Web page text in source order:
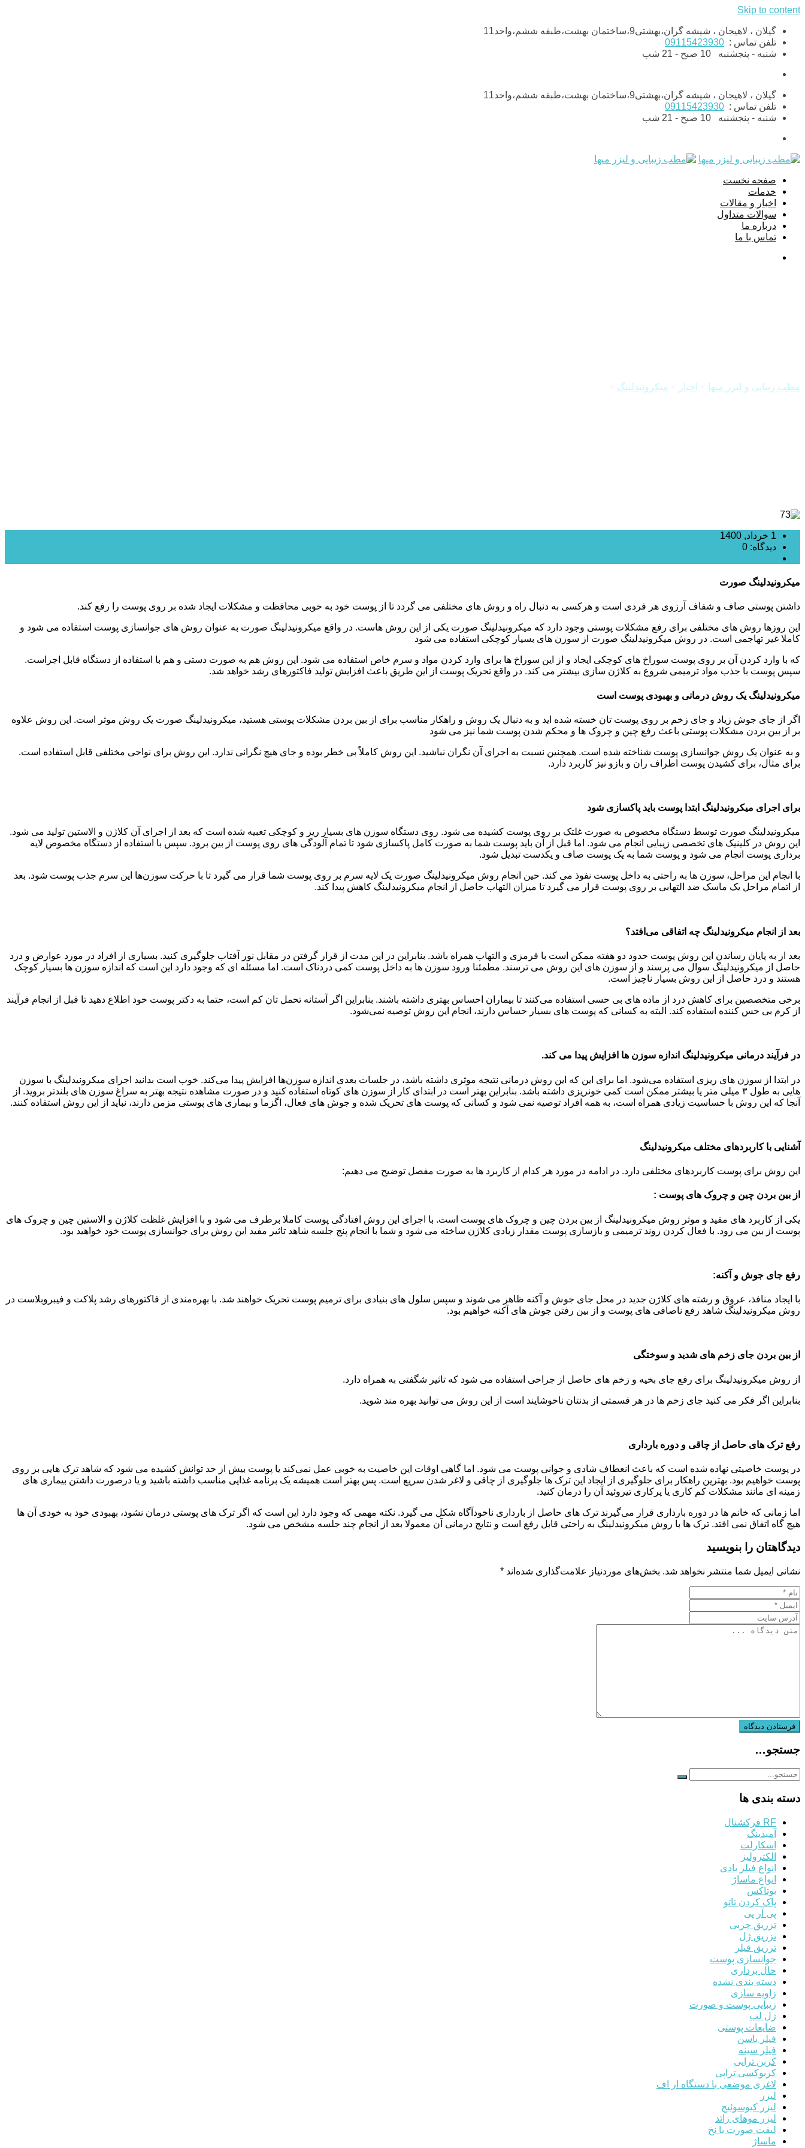
Skip to content
گیلان ، لاهیجان ، شیشه گران،بهشتی9،ساختمان بهشت،طبقه ششم،واحد11
تلفن تماس : 09115423930
شنبه - پنجشنبه
گیلان ، لاهیجان ، شیشه گران،بهشتی9،ساختمان بهشت،طبقه ششم،واحد11
تلفن تماس : 09115423930
شنبه - پنجشنبه
صفحه نخست
خدمات
اخبار و مقالات
سوالات متداول
درباره ما
تماس با ما
مطب زیبایی و لیزر میها اخبار میکرونیدلینگ
1 خرداد, 1400
دیدگاه: 0
میکرونیدلینگ صورت
داشتن پوستی صاف و شفاف آرزوی هر فردی است و هرکسی به دنبال راه و روش های مختلفی می گردد تا از پوست خود به خوبی محافظت و مشکلات ایجاد شده بر روی پوست را رفع کند‌.
این روزها روش‌ های مختلفی برای رفع مشکلات پوستی وجود دارد که میکرونیدلینگ صورت یکی از این روش هاست. در واقع میکرونیدلینگ صورت به عنوان روش های جوانسازی پوست استفاده می شود و
کاملا غیر تهاجمی است. در روش میکرونیدلینگ صورت از سوزن های بسیار کوچکی استفاده می شود
که با وارد کردن آن بر روی پوست سوراخ های کوچکی ایجاد و از این سوراخ ها برای وارد کردن مواد و سرم خاص استفاده می شود. این روش هم به صورت دستی و هم با استفاده از دستگاه قابل اجراست.
سپس پوست با جذب مواد ترمیمی شروع به کلاژن سازی بیشتر می کند. در واقع تحریک پوست از این طریق باعث افزایش تولید فاکتورهای رشد خواهد شد.
میکرونیدلینگ یک روش درمانی و بهبودی پوست است
اگر از جای جوش زیاد و جای زخم بر روی پوست تان خسته شده اید و به دنبال یک روش و راهکار مناسب برای از بین بردن مشکلات پوستی هستید، میکرونیدلینگ صورت یک روش موثر است. این روش علاوه
بر از بین بردن مشکلات پوستی باعث رفع چین و چروک ها و محکم شدن پوست شما نیز می شود
و به عنوان یک روش جوانسازی پوست شناخته شده است. همچنین نسبت به اجرای آن نگران نباشید‌. این روش کاملاً بی خطر بوده و جای هیچ نگرانی ندارد. این روش برای نواحی مختلفی قابل استفاده است.
برای مثال، برای کشیدن پوست اطراف ران و بازو نیز کاربرد دارد.
برای اجرای میکرونیدلینگ ابتدا پوست باید پاکسازی شود
میکرونیدلینگ صورت توسط دستگاه مخصوص به صورت غلتک بر روی پوست کشیده می شود. روی دستگاه سوزن های بسیار ریز و کوچکی تعبیه شده است که بعد از اجرای آن کلاژن و الاستین تولید می شود.
این روش در کلینیک های تخصصی زیبایی انجام می شود. اما قبل از آن باید پوست شما به صورت کامل پاکسازی شود تا تمام آلودگی های روی پوست از بین برود. سپس با استفاده از دستگاه مخصوص لایه
برداری پوست انجام می شود و پوست شما به یک پوست صاف و یکدست تبدیل شود.
با انجام این مراحل، سوزن ها به راحتی به داخل پوست نفوذ می کند. حین انجام روش میکرونیدلینگ صورت یک لایه سرم بر روی پوست شما قرار می گیرد تا با حرکت سوزن‌ها این سرم جذب پوست شود. بعد
از اتمام مراحل یک ماسک ضد التهابی بر روی پوست قرار می گیرد تا میزان التهاب حاصل از انجام میکرونیدلینگ کاهش پیدا کند.
بعد از انجام میکرونیدلینگ چه اتفاقی می‌افتد؟
بعد از به پایان رساندن این روش پوست حدود دو هفته ممکن است با قرمزی و التهاب همراه باشد. بنابراین در این مدت از قرار گرفتن در مقابل نور آفتاب جلوگیری کنید. بسیاری از افراد در مورد عوارض و درد
حاصل از میکرونیدلینگ سوال می پرسند و از سوزن های این روش می ترسند. مطمئنا ورود سوزن ها به داخل پوست کمی دردناک است. اما مسئله ای که وجود دارد این است که اندازه سوزن ها بسیار کوچک
هستند و درد حاصل از این روش بسیار ناچیز است.
برخی متخصصین برای کاهش درد از ماده های بی حسی استفاده می‌کنند تا بیماران احساس بهتری داشته باشند. بنابراین اگر آستانه تحمل تان کم است، حتما به دکتر پوست خود اطلاع دهید تا قبل از انجام فرآیند
از کرم بی حس کننده استفاده کند. البته به کسانی که پوست های بسیار حساس دارند، انجام این روش توصیه نمی‌شود.
در فرآیند درمانی میکرونیدلینگ اندازه سوزن ها افزایش پیدا می کند.
در ابتدا از سوزن های ریزی استفاده می‌شود. اما برای این که این روش درمانی نتیجه موثری داشته باشد، در جلسات بعدی اندازه سوزن‌ها افزایش پیدا می‌کند. خوب است بدانید اجرای میکرونیدلینگ با سوزن
هایی به طول ۳ میلی متر یا بیشتر ممکن است کمی خونریزی داشته باشد. بنابراین بهتر است در ابتدای کار از سوزن های کوتاه استفاده کنید و در صورت مشاهده نتیجه بهتر به سراغ سوزن های بلندتر بروید. از
آنجا که این روش با حساسیت زیادی همراه است، به همه افراد توصیه نمی شود‌ و کسانی که پوست های تحریک شده و جوش های فعال، اگزما و بیماری های پوستی مزمن دارند، نباید از این روش استفاده کنند.
آشنایی با کاربردهای مختلف میکرونیدلینگ
این روش برای پوست کاربردهای مختلفی دارد. در ادامه در مورد هر کدام از کاربرد ها به صورت مفصل توضیح می دهیم:
از بین بردن چین و چروک های پوست :
یکی از کاربرد های مفید و موثر روش میکرونیدلینگ از بین بردن چین و چروک های پوست است. با اجرای این روش افتادگی پوست کاملا برطرف می شود و با افزایش غلظت کلاژن و الاستین چین و چروک های
پوست از بین می رود. با فعال کردن روند ترمیمی و بازسازی پوست مقدار زیادی کلاژن ساخته می شود و شما با انجام پنج جلسه شاهد تاثیر مفید این روش برای جوانسازی پوست خود خواهید بود.
رفع جای جوش و آکنه:
با ایجاد منافذ، عروق و رشته های کلاژن جدید در محل جای جوش و آکنه ظاهر می شوند و سپس سلول های بنیادی برای ترمیم پوست تحریک خواهند شد. با بهره‌مندی از فاکتورهای رشد پلاکت و فیبروبلاست در
روش میکرونیدلینگ شاهد رفع ناصافی های پوست و از بین رفتن جوش های آکنه خواهیم بود.
از بین بردن جای زخم های شدید و سوختگی
از روش میکرونیدلینگ برای رفع جای بخیه و زخم های حاصل از جراحی استفاده می شود که تاثیر شگفتی به همراه دارد.
بنابراین اگر فکر می کنید جای زخم ها در هر قسمتی از بدنتان ناخوشایند است از این روش می توانید بهره مند شوید.
رفع ترک های حاصل از چاقی و دوره بارداری
در پوست خاصیتی نهاده شده است که باعث انعطاف شادی و جوانی پوست می شود. اما گاهی اوقات این خاصیت به خوبی عمل نمی‌کند یا پوست بیش از حد توانش کشیده می شود که شاهد ترک هایی بر روی
پوست خواهیم بود. بهترین راهکار برای جلوگیری از ایجاد این ترک ها جلوگیری از چاقی و لاغر شدن سریع است. پس بهتر است همیشه یک برنامه غذایی مناسب داشته باشید و یا درصورت داشتن بیماری های
زمینه ای مانند مشکلات کم کاری یا پرکاری تیروئید آن را درمان کنید.
اما زمانی که خانم ها در دوره بارداری قرار می‌گیرند ترک های حاصل از بارداری ناخودآگاه شکل می گیرد. نکته مهمی که وجود دارد این است که اگر ترک های پوستی درمان نشود، بهبودی خود به خودی آن ها
هیچ گاه اتفاق نمی افتد. ترک ها با روش میکرونیدلینگ به راحتی قابل رفع است و نتایج درمانی آن معمولا بعد از انجام چند جلسه مشخص می شود.
دیدگاهتان را بنویسید
نشانی ایمیل شما منتشر نخواهد شد. بخش‌های موردنیاز علامت‌گذاری شده‌اند *
جستجو…
دسته بندی ها
RF فرکشنال
آمبدینگ
اسکارلت
الکترولیز
انواع فیلر بادی
انواع ماساژ
بوتاکس
پاک کردن تاتو
پی آر پی
تزریق چربی
تزریق ژل
تزریق فیلر
جوانسازی پوست
خال برداری
دسته بندی نشده
زاویه سازی
زیبایی پوست و صورت
ژل لب
ضایعات پوستی
فیلر باسن
فیلر سینه
کربن تراپی
کربوکسی تراپی
لاغری موضعی با دستگاه ار اف
لیزر
لیزر کیوسوئیچ
لیزر موهای زائد
لیفت صورت با نخ
ماساژ